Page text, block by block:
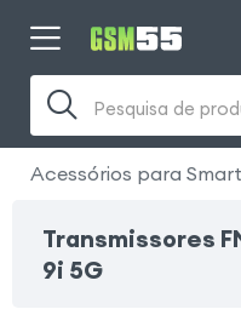
Pesquisa de
Acessórios para
Transmissores
9i 5G